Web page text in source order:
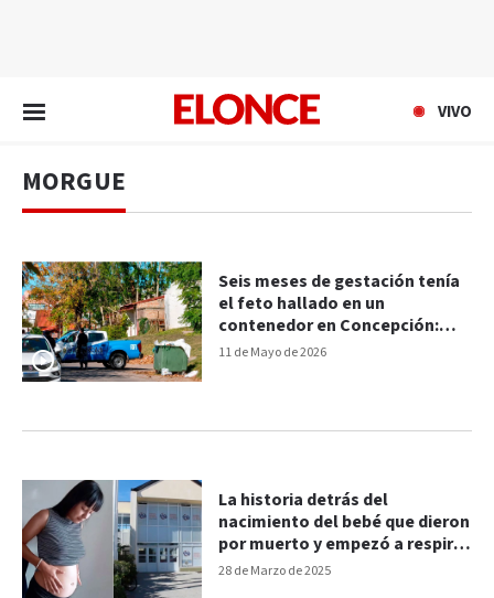
VIVO
MORGUE
11 de Mayo de 2026
Seis meses de gestación tenía
el feto hallado en un
contenedor en Concepción:
investigan las cámaras
28 de Marzo de 2025
La historia detrás del
nacimiento del bebé que dieron
por muerto y empezó a respirar
en la morgue: cómo sigue